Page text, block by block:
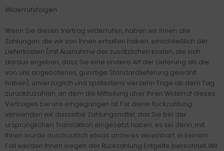
Widerrufsfolgen
Wenn Sie diesen Vertrag widerrufen, haben wir Ihnen alle
Zahlungen, die wir von Ihnen erhalten haben, einschließlich der
Lieferkosten (mit Ausnahme der zusätzlichen kosten, die sich
daraus ergeben, dass Sie eine andere Art der Lieferung als die
von uns angebotenes, günstige Standardlieferung gewählt
haben), unverzüglich und spätestens vierzehn Tage ab dem Tag
zurückzuzahlen, an dem die Mitteilung über Ihren Widerruf dieses
Vertrages bei uns eingegangen ist. Für diese Rückzahlung
verwenden wir dasselbe Zahlungsmittel, das Sie bei der
ursprünglichen Transaktion eingesetzt haben, es sei denn, mit
Ihnen wurde ausdrücklich etwas anderes vereinbart; in keinem
Fall werden Ihnen wegen der Rückzahlung Entgelte berechnet. Wir